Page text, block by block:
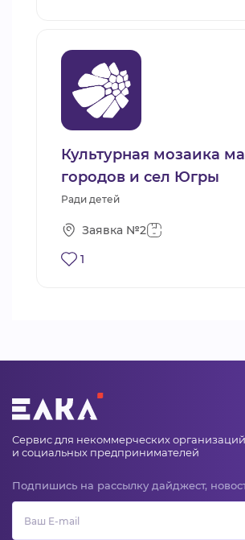
Культурная мозаика
городов и сел Югры
Ради детей
Заявка №2
1
Сервис для некоммерческих организаций
и социальных предпринимателей
Подпишись на рассылку дайджест,